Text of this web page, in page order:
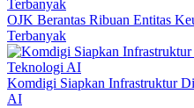
OJK Berantas Ribuan Entitas
Terbanyak
Komdigi Siapkan Infrastruktur
AI